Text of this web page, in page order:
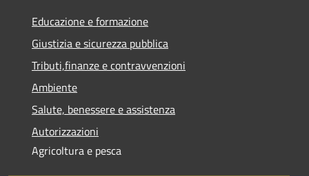
Educazione e formazione
Giustizia e sicurezza pubblica
Tributi,finanze e contravvenzioni
Ambiente
Salute, benessere e assistenza
Autorizzazioni
Agricoltura e pesca